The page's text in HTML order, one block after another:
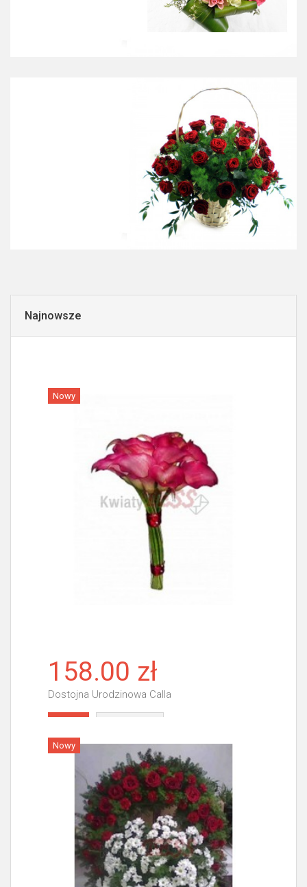
Najnowsze
Nowy
158.00 zł
Dostojna Urodzinowa Calla
Nowy